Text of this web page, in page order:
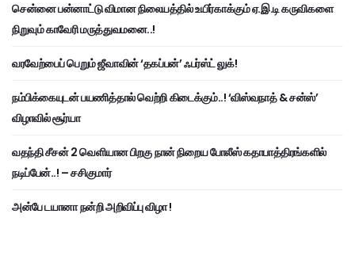
சென்னை பன்னாட்டு விமான நிலையத்தில் உயிர்காக்கும் ஏ.இ.டி கருவிகளை
நிறுவும் காவேரி மருத்துவமனை..!
வரவேற்பைப் பெறும் ஜீவாவின் ‘தகப்பன்’ ஃபர்ஸ்ட் லுக்!
நம்பிக்கையுடன் பயணித்தால் வெற்றி கிடைக்கும்..! ‘விஸ்வநாத் & சன்ஸ்’
விழாவில் சூர்யா
வதந்தி சீசன் 2 வெளியான பிறகு நான் நிறைய போலீஸ் கதாபாத்திரங்களில்
நடிப்பேன்..! – சசிகுமார்
அன்பே டயானா நன்றி அறிவிப்பு விழா !